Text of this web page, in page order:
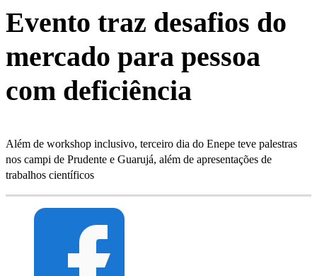
Evento traz desafios do
mercado para pessoa
com deficiência
Além de workshop inclusivo, terceiro dia do Enepe teve palestras
nos campi de Prudente e Guarujá, além de apresentações de
trabalhos científicos